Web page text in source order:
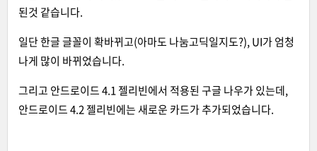
된것 같습니다.
일단 한글 글꼴이 확바뀌고(아마도 나눔고딕일지도?), UI가 엄청
나게 많이 바뀌었습니다.
그리고 안드로이드 4.1 젤리빈에서 적용된 구글 나우가 있는데,
안드로이드 4.2 젤리빈에는 새로운 카드가 추가되었습니다.